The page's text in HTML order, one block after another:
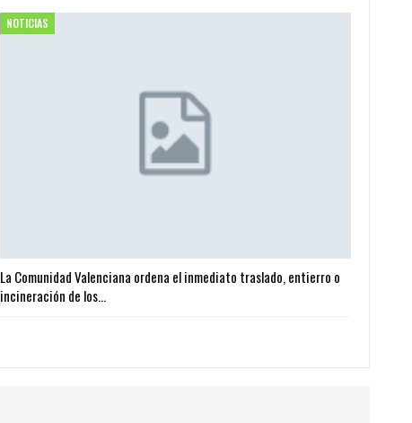
NOTICIAS
La Comunidad Valenciana ordena el inmediato traslado, entierro o
incineración de los…